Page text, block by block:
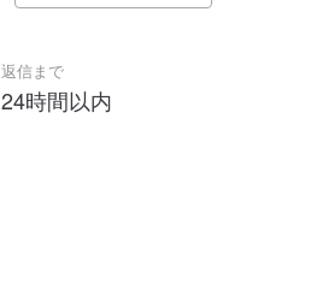
返信まで
24時間以内